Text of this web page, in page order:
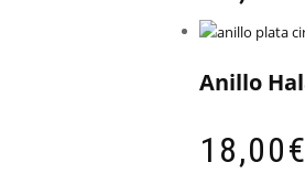
Anillo
18,00€